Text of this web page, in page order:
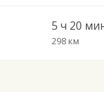
5 ч 20
298 км